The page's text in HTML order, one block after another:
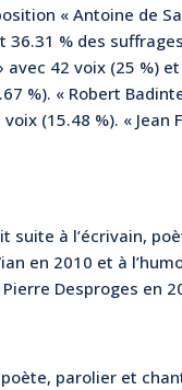
« Antoine de
36.31 % des
avec 42 voix (25 %)
%). « Robert
(15.48 %). « Jean
suite à l’écrivain,
en 2010 et à
Desproges en
parolier et